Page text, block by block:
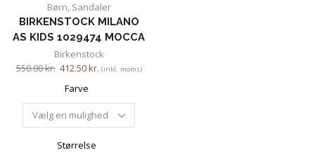
Børn, Sandaler
BIRKENSTOCK MILANO
AS KIDS 1029474 MOCCA
Birkenstock
550.00kr. 412.50kr. (inkl. moms)
Farve
Størrelse